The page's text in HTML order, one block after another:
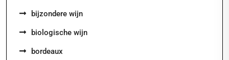
bijzondere wijn
biologische wijn
bordeaux